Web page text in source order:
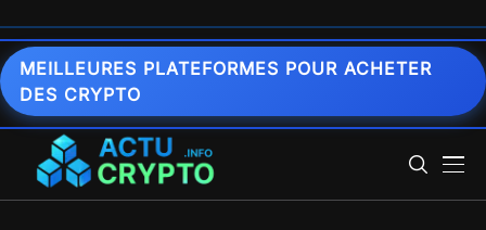
MEILLEURES PLATEFORMES POUR ACHETER
DES CRYPTO